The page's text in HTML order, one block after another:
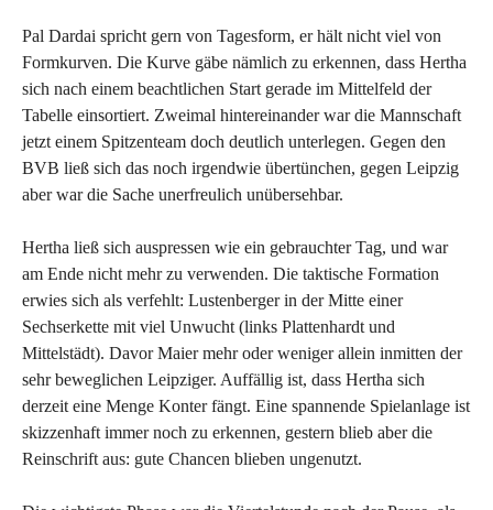
Pal Dardai spricht gern von Tagesform, er hält nicht viel von
Formkurven. Die Kurve gäbe nämlich zu erkennen, dass Hertha
sich nach einem beachtlichen Start gerade im Mittelfeld der
Tabelle einsortiert. Zweimal hintereinander war die Mannschaft
jetzt einem Spitzenteam doch deutlich unterlegen. Gegen den
BVB ließ sich das noch irgendwie übertünchen, gegen Leipzig
aber war die Sache unerfreulich unübersehbar.
Hertha ließ sich auspressen wie ein gebrauchter Tag, und war
am Ende nicht mehr zu verwenden. Die taktische Formation
erwies sich als verfehlt: Lustenberger in der Mitte einer
Sechserkette mit viel Unwucht (links Plattenhardt und
Mittelstädt). Davor Maier mehr oder weniger allein inmitten der
sehr beweglichen Leipziger. Auffällig ist, dass Hertha sich
derzeit eine Menge Konter fängt. Eine spannende Spielanlage ist
skizzenhaft immer noch zu erkennen, gestern blieb aber die
Reinschrift aus: gute Chancen blieben ungenutzt.